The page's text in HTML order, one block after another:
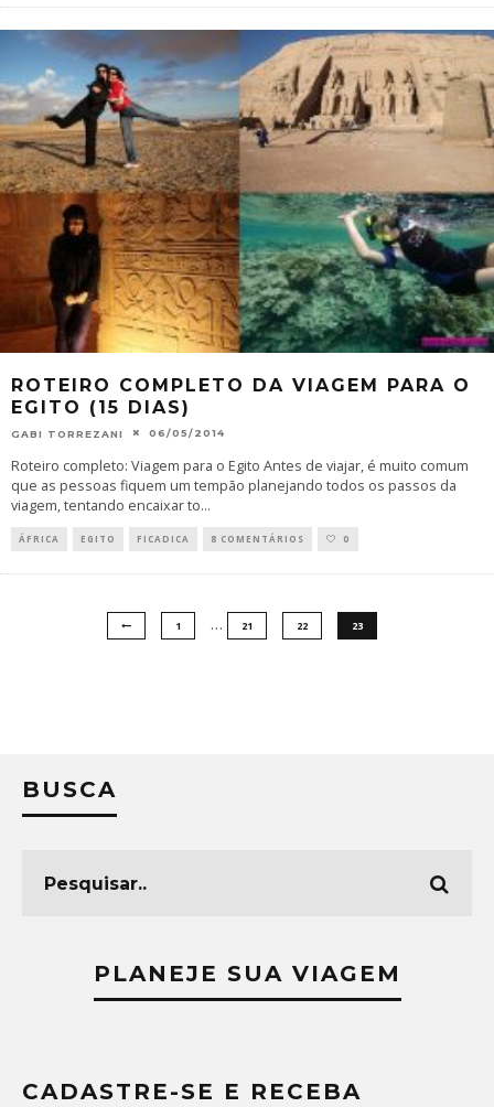
ROTEIRO COMPLETO DA VIAGEM PARA O
EGITO (15 DIAS)
GABI TORREZANI 06/05/2014
Roteiro completo: Viagem para o Egito Antes de viajar, é muito comum
que as pessoas fiquem um tempão planejando todos os passos da
viagem, tentando encaixar to...
ÁFRICA EGITO FICADICA 8 COMENTÁRIOS 0
1 … 21 22 23
BUSCA
PLANEJE SUA VIAGEM
CADASTRE-SE E RECEBA